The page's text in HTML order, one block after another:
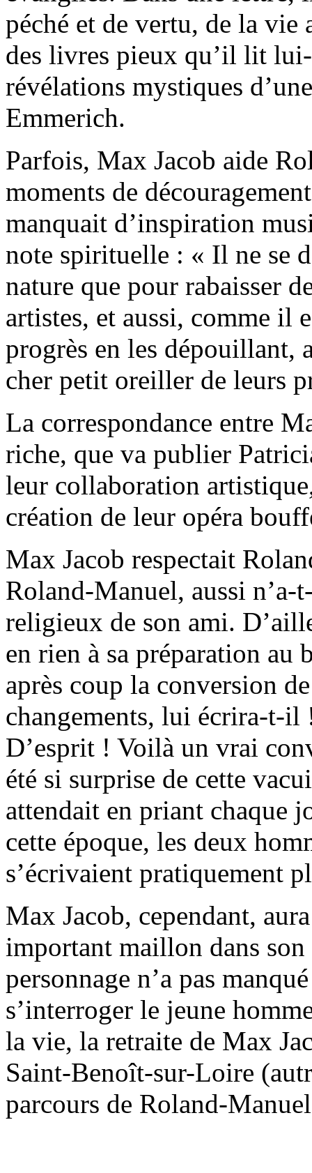
péché et de vertu, de la
des livres pieux qu’il lit
révélations mystiques
Emmerich.
Parfois, Max Jacob aide
moments de
manquait d’inspiration
note spirituelle : « Il ne se
nature que pour rabaisser
artistes, et aussi, comme il
progrès en les dépouillant,
cher petit oreiller de leurs
La correspondance entre
riche, que va publier
leur collaboration
création de leur opéra
Max Jacob respectait
Roland-Manuel, aussi n’a-
religieux de son ami.
en rien à sa préparation au
après coup la conversion
changements, lui écrira-t-
D’esprit ! Voilà un vrai
été si surprise de cette
attendait en priant chaque
cette époque, les deux
s’écrivaient pratiquement
Max Jacob, cependant,
important maillon dans
personnage n’a pas
s’interroger le jeune
la vie, la retraite de Max
Saint-Benoît-sur-Loire
parcours de Roland-